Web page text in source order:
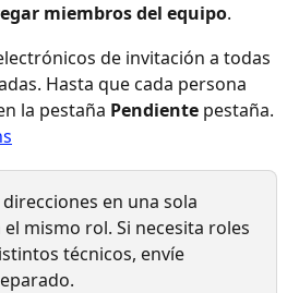
miembros del equipo.
de invitación a todas
Hasta que cada persona
la pestaña Pendiente pestaña.
direcciones en una sola
mismo rol. Si necesita roles
técnicos, envíe